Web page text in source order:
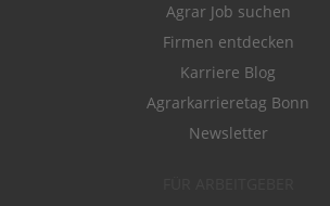
Agrar Job suchen
Firmen entdecken
Karriere Blog
Agrarkarrieretag Bonn
Newsletter